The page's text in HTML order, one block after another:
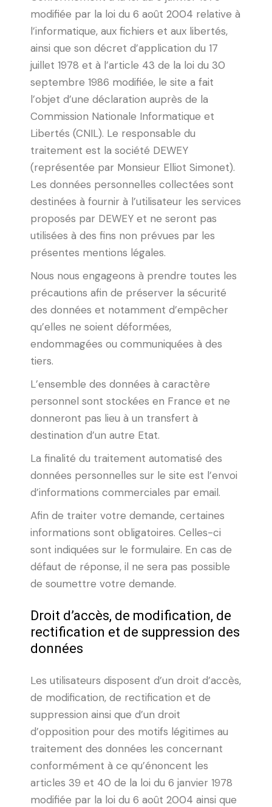
modifiée par la loi du 6 août 2004 relative à
l’informatique, aux fichiers et aux libertés,
ainsi que son décret d’application du 17
juillet 1978 et à l’article 43 de la loi du 30
septembre 1986 modifiée, le site a fait
l’objet d’une déclaration auprès de la
Commission Nationale Informatique et
Libertés (CNIL). Le responsable du
traitement est la société DEWEY
(représentée par Monsieur Elliot Simonet).
Les données personnelles collectées sont
destinées à fournir à l’utilisateur les services
proposés par DEWEY et ne seront pas
utilisées à des fins non prévues par les
présentes mentions légales.
Nous nous engageons à prendre toutes les
précautions afin de préserver la sécurité
des données et notamment d’empêcher
qu’elles ne soient déformées,
endommagées ou communiquées à des
tiers.
L’ensemble des données à caractère
personnel sont stockées en France et ne
donneront pas lieu à un transfert à
destination d’un autre Etat.
La finalité du traitement automatisé des
données personnelles sur le site est l’envoi
d’informations commerciales par email.
Afin de traiter votre demande, certaines
informations sont obligatoires. Celles-ci
sont indiquées sur le formulaire. En cas de
défaut de réponse, il ne sera pas possible
de soumettre votre demande.
Droit d’accès, de modification, de
rectification et de suppression des
données
Les utilisateurs disposent d’un droit d’accès,
de modification, de rectification et de
suppression ainsi que d’un droit
d’opposition pour des motifs légitimes au
traitement des données les concernant
conformément à ce qu’énoncent les
articles 39 et 40 de la loi du 6 janvier 1978
modifiée par la loi du 6 août 2004 ainsi que